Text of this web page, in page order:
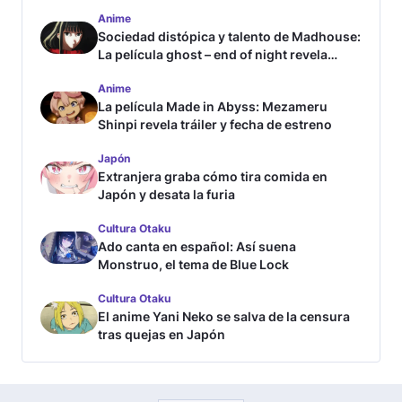
Anime
Sociedad distópica y talento de Madhouse:
La película ghost – end of night revela
Anime
La película Made in Abyss: Mezameru
Shinpi revela tráiler y fecha de estreno
Japón
Extranjera graba cómo tira comida en
Japón y desata la furia
Cultura Otaku
Ado canta en español: Así suena
Monstruo, el tema de Blue Lock
Cultura Otaku
El anime Yani Neko se salva de la censura
tras quejas en Japón